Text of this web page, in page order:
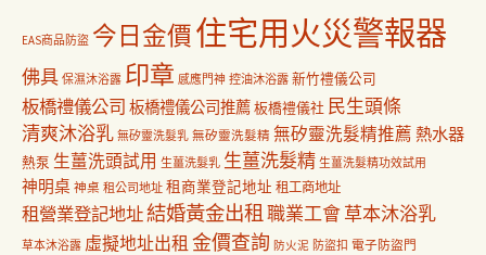
EAS商品防盜 今日金價住宅用火災警報器
佛具 保濕沐浴露 印章 感應門神 控油沐浴露 新竹禮儀公司
板橋禮儀公司 板橋禮儀公司推薦板橋禮儀社 民生頭條
清爽沐浴乳 無矽靈洗髮乳 無矽靈洗髮精 無矽靈洗髮精推薦 熱水器
熱泵 生薑洗頭試用 生薑洗髮乳 生薑洗髮精 生薑洗髮精功效試用
神明桌 神桌 租公司地址 租商業登記地址 租工商地址
租營業登記地址結婚黃金出租職業工會草本沐浴乳
草本沐浴露 虛擬地址出租 金價查詢 防火泥 防盜扣 電子防盜門